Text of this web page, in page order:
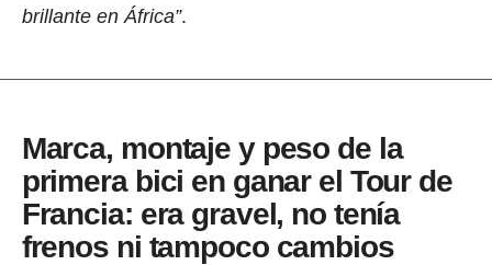
brillante en África”.
Marca, montaje y peso de la
primera bici en ganar el Tour de
Francia: era gravel, no tenía
frenos ni tampoco cambios